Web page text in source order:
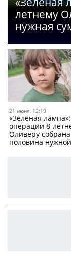
летнему
нужная
21 июня, 12:19
«Зеленая
операции 8-
Оливеру
половина